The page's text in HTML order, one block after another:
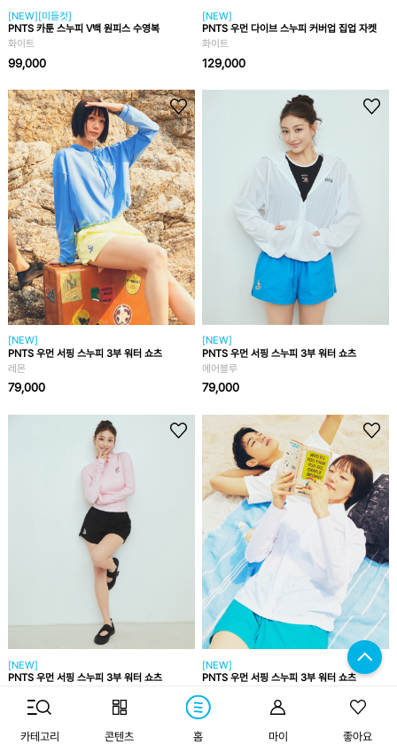
[NEW][미들컷]
PNTS 카툰 스누피 V백 원피스 수영복
화이트
99,000
[NEW]
PNTS 우먼 다이브 스누피 커버업 집업 자켓
화이트
129,000
[NEW]
PNTS 우먼 서핑 스누피 3부 워터 쇼츠
레몬
79,000
[NEW]
PNTS 우먼 서핑 스누피 3부 워터 쇼츠
에어블루
79,000
[NEW]
PNTS 우먼 서핑 스누피 3부 워터 쇼츠
79,000
[NEW]
PNTS 우먼 서핑 스누피 3부 워터 쇼츠
민트
79,000
카테고리 콘텐츠 홈 마이 좋아요